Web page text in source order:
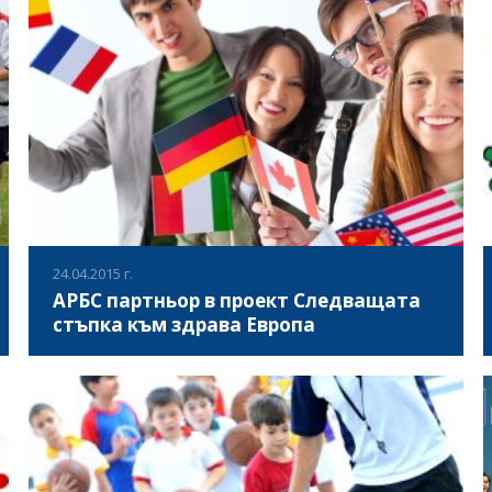
използване на образование чрез спорт в работата с
младежи" по програма Еразъм +.
ВИЖ ПОВЕЧЕ
24.04.2015 г.
АРБС партньор в проект Следващата
стъпка към здрава Европа
обмен в рамките на програма "Еразъм +". Проектът ще
се реализира през есента на 2015 г. в Закопане.
ВИЖ ПОВЕЧЕ